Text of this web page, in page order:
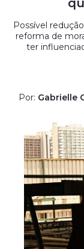
Possível
reforma de
ter
Por: Gabrielle